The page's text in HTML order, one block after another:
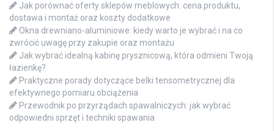
Jak porównać oferty sklepów meblowych: cena produktu,
dostawa i montaż oraz koszty dodatkowe
Okna drewniano-aluminiowe: kiedy warto je wybrać i na co
zwrócić uwagę przy zakupie oraz montażu
Jak wybrać idealną kabinę prysznicową, która odmieni Twoją
łazienkę?
Praktyczne porady dotyczące belki tensometrycznej dla
efektywnego pomiaru obciążenia
Przewodnik po przyrządach spawalniczych: jak wybrać
odpowiedni sprzęt i techniki spawania